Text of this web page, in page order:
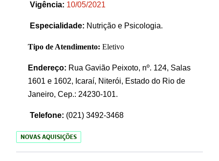
Vigência: 10/05/2021
Especialidade: Nutrição e Psicologia.
Tipo de Atendimento: Eletivo
Endereço: Rua Gavião Peixoto, nº. 124, Salas
1601 e 1602, Icaraí, Niterói, Estado do Rio de
Janeiro, Cep.: 24230-101.
Telefone: (021) 3492-3468
NOVAS AQUISIÇÕES